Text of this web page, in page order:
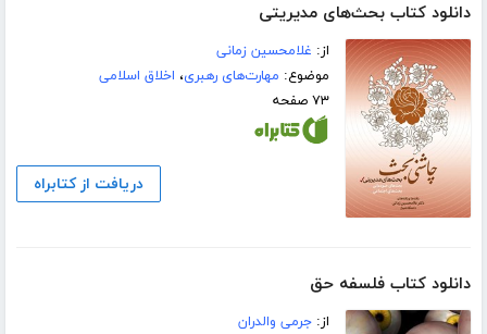
دانلود کتاب بحث‌های مدیریتی
از: غلامحسین زمانی
موضوع: مهارت‌های رهبری، اخلاق اسلامی
۷۳ صفحه
دریافت از کتابراه
دانلود کتاب فلسفه حق
از:جرمی والدران